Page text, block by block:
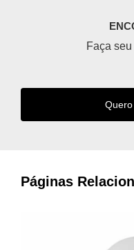
Faça
Páginas